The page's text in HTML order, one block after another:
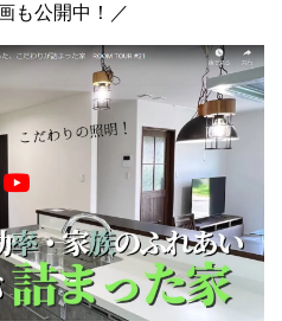
も公開中！／